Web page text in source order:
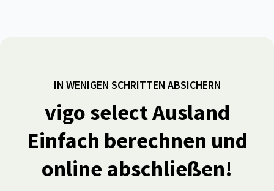
IN WENIGEN SCHRITTEN ABSICHERN
vigo select Ausland
Einfach berechnen und
online abschließen!